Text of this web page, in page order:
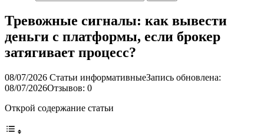
Тревожные сигналы: как вывести
деньги с платформы, если брокер
затягивает процесс?
08/07/2026 Статьи информативныеЗапись обновлена:
08/07/2026Отзывов: 0
Открой содержание статьи